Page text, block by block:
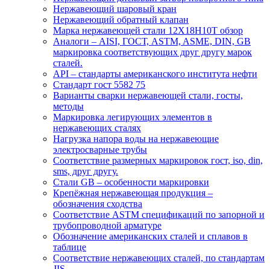
Нержавеющий шаровый кран
Нержавеющий обратный клапан
Марка нержавеющей стали 12Х18Н10Т обзор
Аналоги – AISI, ГОСТ, ASTM, ASME, DIN, GB
маркировка соответствующих друг другу марок
сталей.
API – стандарты американского института нефти
Стандарт гост 5582 75
Варианты сварки нержавеющей стали, госты,
методы
Маркировка легирующих элементов в
нержавеющих сталях
Нагрузка напора воды на нержавеющие
электросварные трубы
Соответствие размерных маркировок гост, iso, din,
sms, друг другу.
Стали GB – особенности маркировки
Крепёжная нержавеющая продукция –
обозначения сходства
Соответствие ASTM спецификаций по запорной и
трубопроводной арматуре
Обозначение американских сталей и сплавов в
таблице
Соответствие нержавеющих сталей, по стандартам